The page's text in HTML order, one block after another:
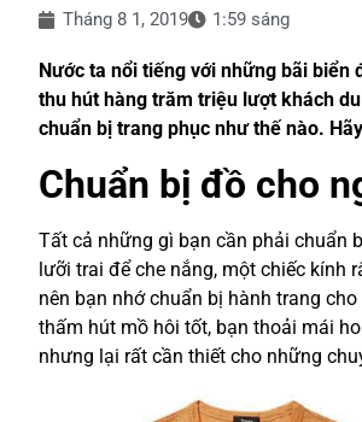
Tháng 8 1, 2019 1:59 sáng
Nước ta nổi tiếng với những bãi biển
thu hút hàng trăm triệu lượt khách
chuẩn bị trang phục như thế nào.
Chuẩn bị đồ cho
Tất cả những gì bạn cần phải chuẩn
lưỡi trai để che nắng, một chiếc kính
nên bạn nhớ chuẩn bị hành trang
thấm hút mồ hôi tốt, bạn thoải mái
nhưng lại rất cần thiết cho những